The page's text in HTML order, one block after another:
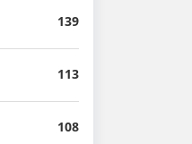
139
113
108